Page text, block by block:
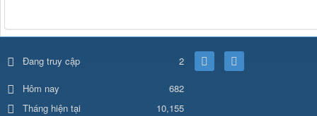
Đang truy cập 2
Hôm nay
682
Tháng hiện tại
10,155